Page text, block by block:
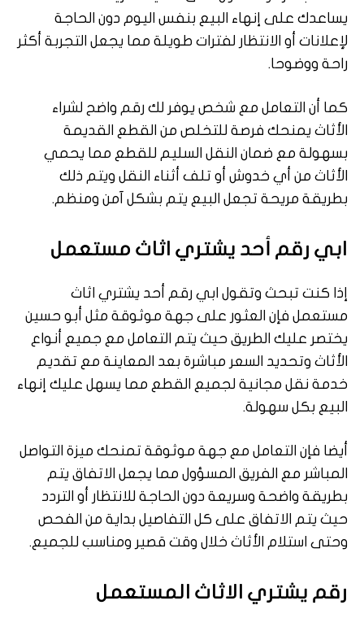
يساعدك على إنهاء البيع بنفس اليوم دون الحاجة
لإعلانات أو الانتظار لفترات طويلة مما يجعل التجربة أكثر
راحة ووضوحا.
كما أن التعامل مع شخص يوفر لك رقم واضح لشراء
الأثاث يمنحك فرصة للتخلص من القطع القديمة
بسهولة مع ضمان النقل السليم للقطع مما يحمي
الأثاث من أي خدوش أو تلف أثناء النقل ويتم ذلك
بطريقة مريحة تجعل البيع يتم بشكل آمن ومنظم.
ابي رقم أحد يشتري اثاث مستعمل
إذا كنت تبحث وتقول ابي رقم أحد يشتري اثاث
مستعمل فإن العثور على جهة موثوقة مثل أبو حسين
يختصر عليك الطريق حيث يتم التعامل مع جميع أنواع
الأثاث وتحديد السعر مباشرة بعد المعاينة مع تقديم
خدمة نقل مجانية لجميع القطع مما يسهل عليك إنهاء
البيع بكل سهولة.
أيضا فإن التعامل مع جهة موثوقة تمنحك ميزة التواصل
المباشر مع الفريق المسؤول مما يجعل الاتفاق يتم
بطريقة واضحة وسريعة دون الحاجة للانتظار أو التردد
حيث يتم الاتفاق على كل التفاصيل بداية من الفحص
وحتى استلام الأثاث خلال وقت قصير ومناسب للجميع.
رقم يشتري الاثاث المستعمل